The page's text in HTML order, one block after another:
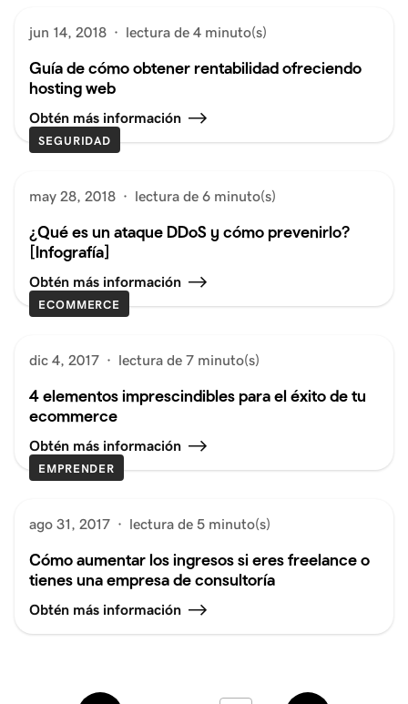
jun 14, 2018 · lectura de 4 minuto(s)
Guía de cómo obtener rentabilidad ofreciendo
hosting web
Obtén más información
SEGURIDAD
may 28, 2018 · lectura de 6 minuto(s)
¿Qué es un ataque DDoS y cómo prevenirlo?
[Infografía]
Obtén más información
ECOMMERCE
dic 4, 2017 · lectura de 7 minuto(s)
4 elementos imprescindibles para el éxito de tu
ecommerce
Obtén más información
EMPRENDER
ago 31, 2017 · lectura de 5 minuto(s)
Cómo aumentar los ingresos si eres freelance o
tienes una empresa de consultoría
Obtén más información